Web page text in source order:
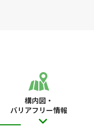
構内図・
バリアフリー情報